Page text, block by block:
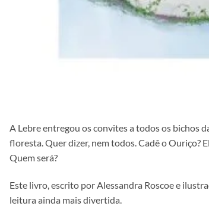
A Lebre entregou os convites a todos os bichos
floresta. Quer dizer, nem todos. Cadê o Ouriço?
Quem será?
Este livro, escrito por Alessandra Roscoe e
leitura ainda mais divertida.